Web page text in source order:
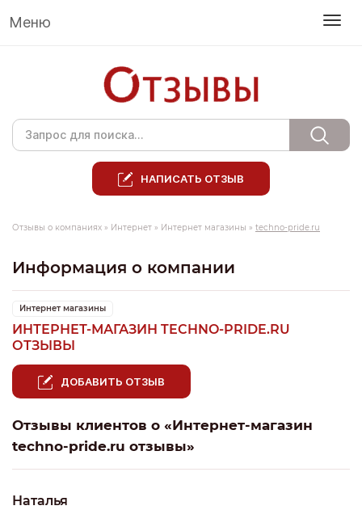
Меню
НАПИСАТЬ ОТЗЫВ
Отзывы о компаниях » Интернет » Интернет магазины » techno-pride.ru
Информация о компании
Интернет магазины
ИНТЕРНЕТ-МАГАЗИН TECHNO-PRIDE.RU
ОТЗЫВЫ
ДОБАВИТЬ ОТЗЫВ
Отзывы клиентов о «Интернет-магазин
techno-pride.ru отзывы»
Наталья